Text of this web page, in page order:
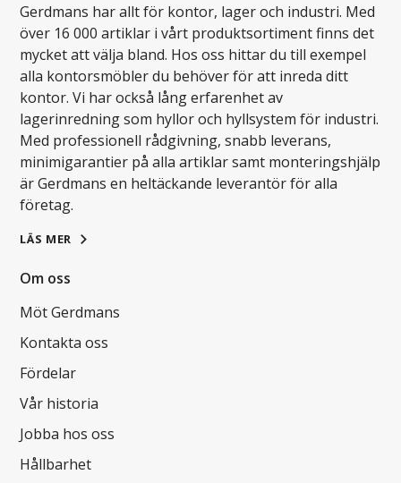
Gerdmans har allt för kontor, lager och industri. Med
över 16 000 artiklar i vårt produktsortiment finns det
mycket att välja bland. Hos oss hittar du till exempel
alla kontorsmöbler du behöver för att inreda ditt
kontor. Vi har också lång erfarenhet av
lagerinredning som hyllor och hyllsystem för industri.
Med professionell rådgivning, snabb leverans,
minimigarantier på alla artiklar samt monteringshjälp
är Gerdmans en heltäckande leverantör för alla
företag.
LÄS MER
Om oss
Möt Gerdmans
Kontakta oss
Fördelar
Vår historia
Jobba hos oss
Hållbarhet